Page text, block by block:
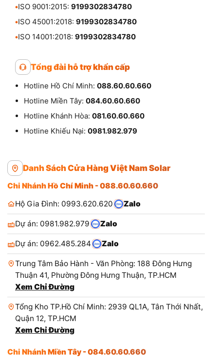
•ISO 9001:2015: 9199302834780
•ISO 45001:2018: 9199302834780
•ISO 14001:2018: 9199302834780
Tổng đài hỗ trợ khẩn cấp
Hotline Hồ Chí Minh: 088.60.60.660
Hotline Miền Tây: 084.60.60.660
Hotline Khánh Hòa: 081.60.60.660
Hotline Khiếu Nại: 0981.982.979
Danh Sách Cửa Hàng Việt Nam Solar
Chi Nhánh Hồ Chí Minh - 088.60.60.660
Hộ Gia Đình: 0993.620.620
Zalo
Dự án: 0981.982.979 Zalo
Dự án: 0962.485.284 Zalo
Trung Tâm Bảo Hành - Văn Phòng: 188 Đông Hưng
Thuận 41, Phường Đông Hưng Thuận, TP.HCM
Xem Chỉ Đường
Tổng Kho TP.Hồ Chí Minh: 2939 QL1A, Tân Thới Nhất,
Quận 12, TP.HCM
Xem Chỉ Đường
Chi Nhánh Miền Tây - 084.60.60.660